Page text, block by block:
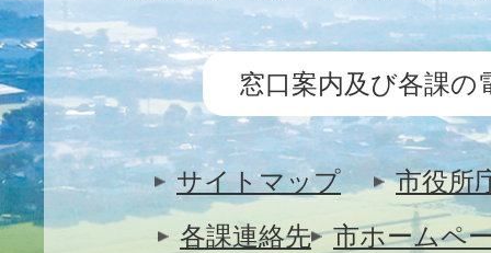
窓口案内及び各課の
サイトマップ
市役所
各課連絡先
市ホームペ